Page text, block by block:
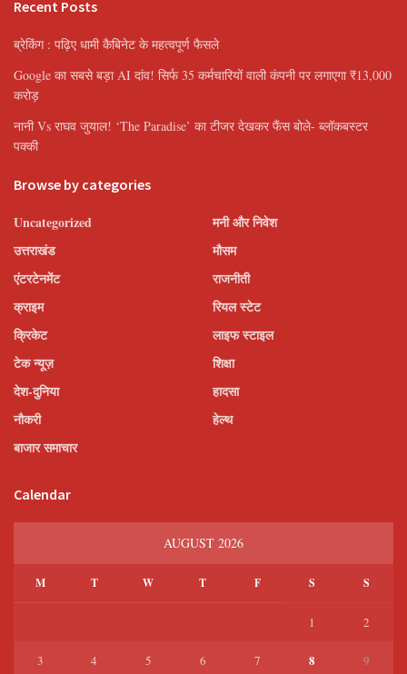
Recent Posts
ब्रेकिंग : पढ़िए धामी कैबिनेट के महत्वपूर्ण फैसले
Google का सबसे बड़ा AI दांव! सिर्फ 35 कर्मचारियों वाली कंपनी पर लगाएगा ₹13,000
करोड़
नानी Vs राघव जुयाल! ‘The Paradise’ का टीजर देखकर फैंस बोले- ब्लॉकबस्टर
पक्की
Browse by categories
Uncategorized
उत्तराखंड
एंटरटेनमेंट
क्राइम
क्रिकेट
टेक न्यूज़
देश-दुनिया
नौकरी
बाजार समाचार
मनी और निवेश
मौसम
राजनीती
रियल स्टेट
लाइफ स्टाइल
शिक्षा
हादसा
हेल्थ
Calendar
AUGUST 2026
M T W T F S S
1 2
3 4 5 6 7 8 9